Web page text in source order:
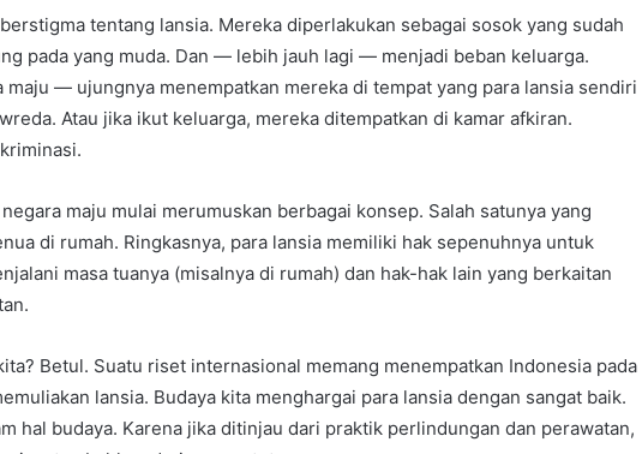
tentang lansia. Mereka diperlakukan sebagai sosok yang sudah
pada yang muda. Dan — lebih jauh lagi — menjadi beban keluarga.
— ujungnya menempatkan mereka di tempat yang para lansia sendiri
Atau jika ikut keluarga, mereka ditempatkan di kamar afkiran.
maju mulai merumuskan berbagai konsep. Salah satunya yang
di rumah. Ringkasnya, para lansia memiliki hak sepenuhnya untuk
masa tuanya (misalnya di rumah) dan hak-hak lain yang berkaitan
Betul. Suatu riset internasional memang menempatkan Indonesia pada
lansia. Budaya kita menghargai para lansia dengan sangat baik.
hal budaya. Karena jika ditinjau dari praktik perlindungan dan perawatan,